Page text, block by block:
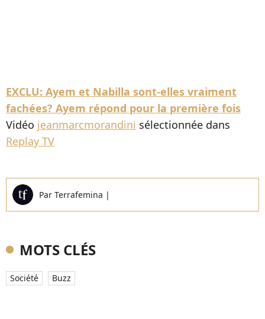
EXCLU: Ayem et Nabilla sont-elles vraiment
fachées? Ayem répond pour la première fois
Vidéo jeanmarcmorandini sélectionnée dans
Replay TV
Par Terrafemina |
MOTS CLÉS
Société Buzz